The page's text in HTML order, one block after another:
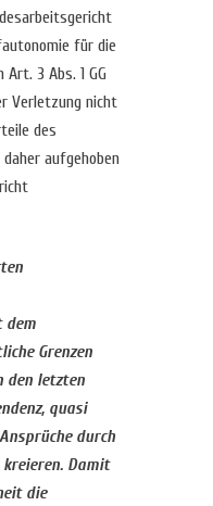
für die
3 Abs. 1 GG
Verletzung nicht
des
aufgehoben
dem
Grenzen
den letzten
quasi
durch
Damit
die